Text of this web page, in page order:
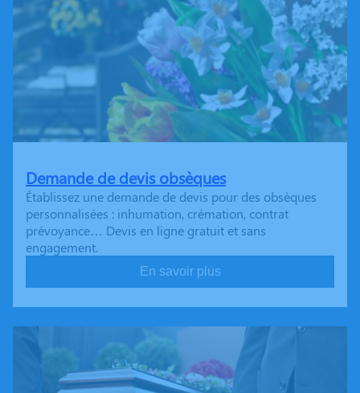
Demande de devis obsèques
Établissez une demande de devis pour des obsèques
personnalisées : inhumation, crémation, contrat
prévoyance… Devis en ligne gratuit et sans
engagement.
En savoir plus